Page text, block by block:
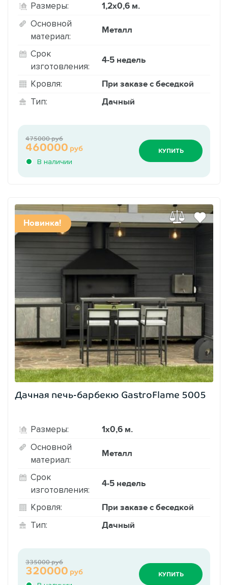
Размеры: 1,2х0,6 м.
Основной
материал:
Металл
Срок
изготовления:
4-5 недель
Кровля: При заказе с беседкой
Тип: Дачный
В наличии
460000 руб
475000 руб
КУПИТЬ
Новинка!
Дачная печь-барбекю GastroFlame 5005
Размеры: 1х0,6 м.
Основной
материал:
Металл
Срок
изготовления:
4-5 недель
Кровля: При заказе с беседкой
Тип: Дачный
320000 руб
335000 руб
КУПИТЬ